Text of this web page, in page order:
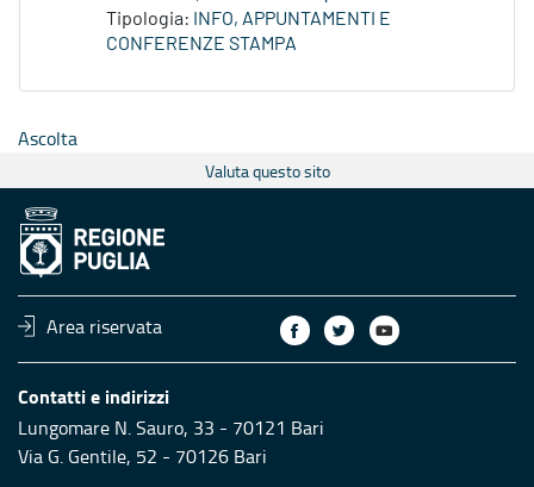
Tipologia:
INFO, APPUNTAMENTI E
CONFERENZE STAMPA
Ascolta
Valuta questo sito
Area riservata
Contatti e indirizzi
Lungomare N. Sauro, 33 - 70121 Bari
Via G. Gentile, 52 - 70126 Bari